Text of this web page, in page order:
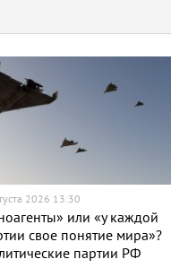
2026 13:30
или «у каждой
свое понятие мира»?
партии РФ